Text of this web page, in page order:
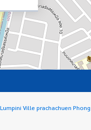
Ville prachachuen Phong